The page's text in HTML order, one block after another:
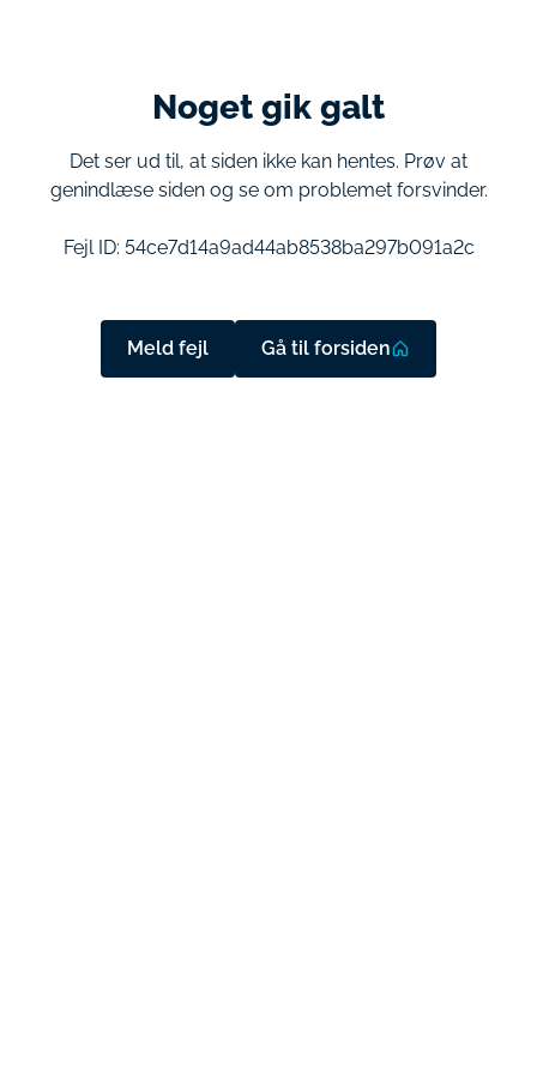
Noget gik galt
Det ser ud til, at siden ikke kan hentes. Prøv at
genindlæse siden og se om problemet forsvinder.
Fejl ID: 54ce7d14a9ad44ab8538ba297b091a2c
Meld fejl Gå til forsiden